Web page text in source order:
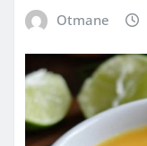
Otmane